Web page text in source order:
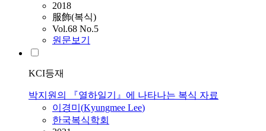
2018
服飾(복식)
Vol.68 No.5
원문보기
KCI등재
박지원의 『열하일기』에 나타나는 복식 자료
이경미 (Kyungmee Lee)
한국복식학회